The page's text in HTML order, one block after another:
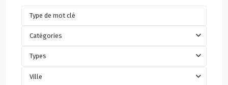
Catégories
Types
Ville